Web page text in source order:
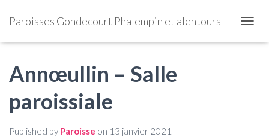
Paroisses Gondecourt Phalempin et alentours
Annœullin – Salle
paroissiale
Published by Paroisse on 13 janvier 2021